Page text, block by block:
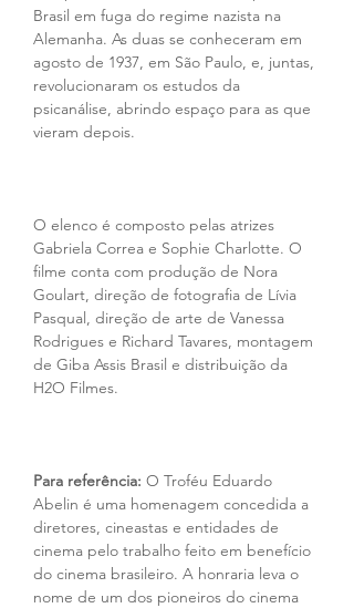
Brasil em fuga do regime nazista na
Alemanha. As duas se conheceram em
agosto de 1937, em São Paulo, e, juntas,
revolucionaram os estudos da
psicanálise, abrindo espaço para as que
vieram depois.
O elenco é composto pelas atrizes
Gabriela Correa e Sophie Charlotte. O
filme conta com produção de Nora
Goulart, direção de fotografia de Lívia
Pasqual, direção de arte de Vanessa
Rodrigues e Richard Tavares, montagem
de Giba Assis Brasil e distribuição da
H2O Filmes.
Para referência: O Troféu Eduardo
Abelin é uma homenagem concedida a
diretores, cineastas e entidades de
cinema pelo trabalho feito em benefício
do cinema brasileiro. A honraria leva o
nome de um dos pioneiros do cinema